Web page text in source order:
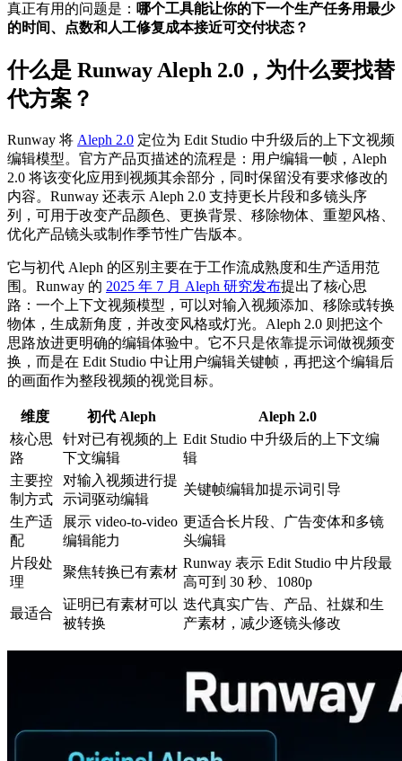
真正有用的问题是： 哪个工具能让你的下一个生产任务用最少
的时间、点数和人工修复成本接近可交付状态？
什么是 Runway Aleph 2.0，为什么要找替
代方案？
Runway 将 Aleph 2.0 定位为 Edit Studio 中升级后的上下文视频
编辑模型。官方产品页描述的流程是：用户编辑一帧，Aleph
2.0 将该变化应用到视频其余部分，同时保留没有要求修改的
内容。Runway 还表示 Aleph 2.0 支持更长片段和多镜头序
列，可用于改变产品颜色、更换背景、移除物体、重塑风格、
优化产品镜头或制作季节性广告版本。
它与初代 Aleph 的区别主要在于工作流成熟度和生产适用范
围。Runway 的 2025 年 7 月 Aleph 研究发布提出了核心思
路：一个上下文视频模型，可以对输入视频添加、移除或转换
物体，生成新角度，并改变风格或灯光。Aleph 2.0 则把这个
思路放进更明确的编辑体验中。它不只是依靠提示词做视频变
换，而是在 Edit Studio 中让用户编辑关键帧，再把这个编辑后
的画面作为整段视频的视觉目标。
维度 初代 Aleph
Aleph 2.0
核心思
路
针对已有视频的上
下文编辑
Edit Studio 中升级后的上下文编
辑
主要控
制方式
对输入视频进行提
示词驱动编辑
关键帧编辑加提示词引导
生产适
配
展示 video-to-video
编辑能力
更适合长片段、广告变体和多镜
头编辑
片段处
理
聚焦转换已有素材
Runway 表示 Edit Studio 中片段最
高可到 30 秒、1080p
最适合
证明已有素材可以
被转换
迭代真实广告、产品、社媒和生
产素材，减少逐镜头修改